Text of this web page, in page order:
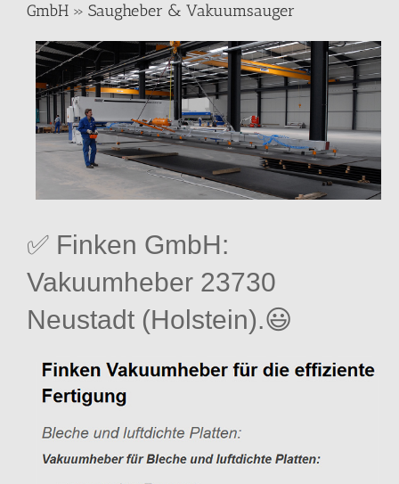
GmbH » Saugheber & Vakuumsauger
✅ Finken GmbH:
Vakuumheber 23730
Neustadt (Holstein).😃